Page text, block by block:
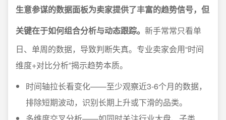
生意参谋的数据面板为卖家提供了丰富的趋势信号，但
关键在于如何组合分析与动态跟踪。 新手常常只看单
日、单周的数据，导致判断失真。专业卖家会用“时间
维度+对比分析”揭示趋势本质。
时间轴拉长看变化——至少观察近3-6个月的数据，
排除短期波动，识别长期上升或下滑的品类。